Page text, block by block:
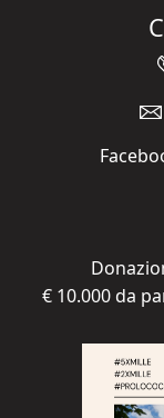
€ 10.000 da